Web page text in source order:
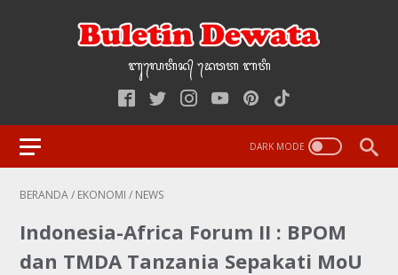
ᬩᬸ᭢ᬮᬢᬶᬦ᭄‌ ᭢ᬤᬯᬢ‌‌‌ ᬩᬢᬶ
BERANDA/ EKONOMI / NEWS
Indonesia-Africa Forum II : BPOM
dan TMDA Tanzania Sepakati MoU